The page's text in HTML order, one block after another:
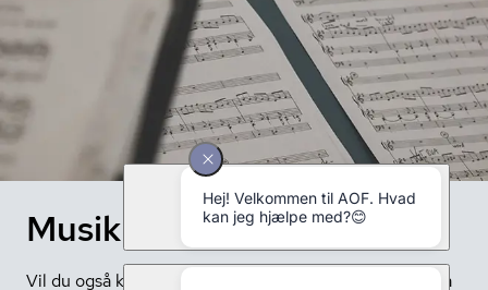
Musik hos AOF
Vil du også kunne synge eller spille de bedste sange på